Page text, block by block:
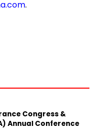
.
Congress &
Annual Conference